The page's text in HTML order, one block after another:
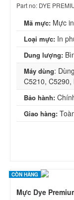
Part no: DYE
Mã mực: Mực
Loại mực: In
Dung lượng:
Máy dùng:
C5210,
Bảo hành:
Giao hàng:
CÒN HÀNG
Mực Dye